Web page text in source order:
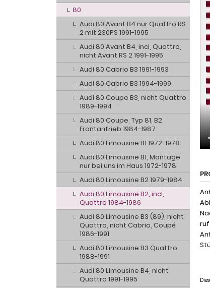
80
Audi 80 Avant B4 nur Quattro RS
2 mit 230PS 1991-1995
Audi 80 Avant B4, incl, Quattro,
nicht Avant RS 2 1991-1995
Audi 80 Cabrio B3 1991-1993
Audi 80 Cabrio B3 1994-1999
Audi 80 Coupe B3, nicht Quattro
1989-1994
Audi 80 Coupe, Typ 81, B2
Frontantrieb 1984-1987
Audi 80 Limousine B1 1972-1978
Audi 80 Limousine B1, Montage
nur bei uns im Haus 1972-1978
Audi 80 Limousine B2 1979-1984
Audi 80 Limousine B2, incl,
Quattro 1984-1986
Audi 80 Limousine B3 (89), nicht
Quattro, nicht Cabrio, Coupé
1986-1991
Audi 80 Limousine B3 Quattro
1988-1991
Audi 80 Limousine B4, nicht
Quattro 1991-1995